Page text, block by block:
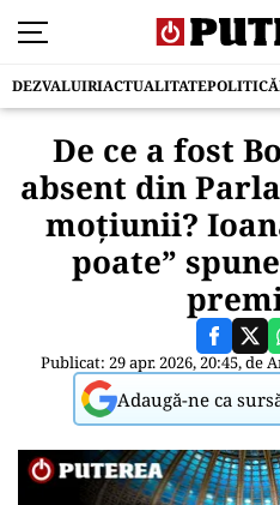
DEZVALUIRIACTUALITATEPOLITICĂ
De ce a fost
absent din
moțiunii?
poate”
Publicat: 29 apr. 2026, 20:45, de
Adaugă-ne ca